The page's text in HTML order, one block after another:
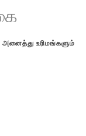
உரிமங்களும்